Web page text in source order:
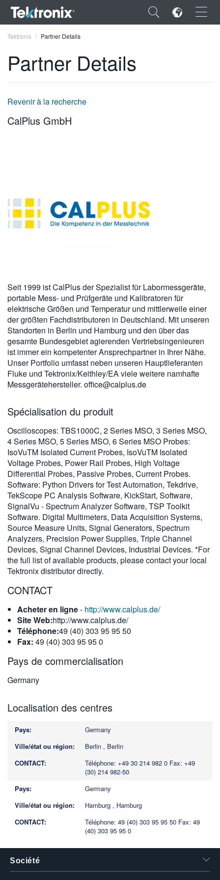
×
한국어
繁體中文
Tektronix Partner Details
Partner Details
Revenir à la recherche
CalPlus GmbH
Seit 1999 ist CalPlus der Spezialist für Labormessgeräte,
portable Mess- und Prüfgeräte und Kalibratoren für
elektrische Größen und Temperatur und mittlerweile einer
der größten Fachdistributoren in Deutschland. Mit unseren
Standorten in Berlin und Hamburg und den über das
gesamte Bundesgebiet agierenden Vertriebsingenieuren
ist immer ein kompetenter Ansprechpartner in Ihrer Nähe.
Unser Portfolio umfasst neben unseren Hauptlieferanten
Fluke und Tektronix/Keithley/EA viele weitere namhafte
Messgerätehersteller. office@calplus.de
Spécialisation du produit
Oscilloscopes: TBS1000C, 2 Series MSO, 3 Series MSO,
4 Series MSO, 5 Series MSO, 6 Series MSO Probes:
IsoVuTM Isolated Current Probes, IsoVuTM Isolated
Voltage Probes, Power Rail Probes, High Voltage
Differential Probes, Passive Probes, Current Probes.
Software: Python Drivers for Test Automation, Tekdrive,
TekScope PC Analysis Software, KickStart, Software,
SignalVu - Spectrum Analyzer Software, TSP Toolkit
Software. Digital Multimeters, Data Acquisition Systems,
Source Measure Units, Signal Generators, Spectrum
Analyzers, Precision Power Supplies, Triple Channel
Devices, Signal Channel Devices, Industrial Devices. *For
the full list of available products, please contact your local
Tektronix distributor directly.
CONTACT
Acheter en ligne- http://www.calplus.de/
Site Web:http://www.calplus.de/
Téléphone:49 (40) 303 95 95 50
Fax: 49 (40) 303 95 95 0
Pays de commercialisation
Germany
Localisation des centres
Germany
Berlin , Berlin
Téléphone: +49 30 214 982 0 Fax: +49
(30) 214 982-50
Germany
Hamburg , Hamburg
Téléphone: 49 (40) 303 95 95 50 Fax: 49
(40) 303 95 95 0
Société